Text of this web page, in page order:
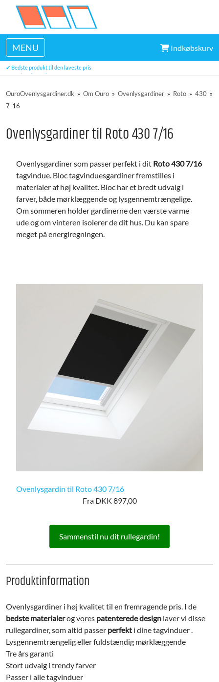
MENU Indkøbskurv
✔ Levering inden for 7-9 hverdage
✔ Bedste produkt til den laveste pris
✔ Top kundeservice
OuroOvenlysgardiner.dk » Om Ouro » Ovenlysgardiner » Roto » 430 »
7_16
Ovenlysgardiner til Roto 430 7/16
Ovenlysgardiner som passer perfekt i dit Roto 430 7/16
tagvindue. Bloc tagvinduesgardiner fremstilles i
materialer af høj kvalitet. Bloc har et bredt udvalg i
farver, både mørklæggende og lysgennemtrængelige.
Om sommeren holder gardinerne den værste varme
ude og om vinteren isolerer de dit hus. Du kan spare
meget på energiregningen.
Ovenlysgardin til Roto 430 7/16
Fra DKK 897,00
Sammenstil nu dit rullegardin!
Produktinformation
Ovenlysgardiner i høj kvalitet til en fremragende pris. I de
bedste materialerog vores patenterede design laver vi disse
rullegardiner, som altid passer perfekt i dine tagvinduer .
Lysgennemtrængelig eller fuldstændig mørklæggende
Tre års garanti
Stort udvalg i trendy farver
Passer i alle tagvinduer